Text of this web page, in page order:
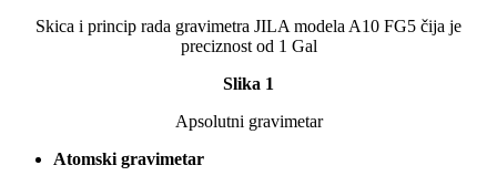
Skica i princip rada gravimetra JILA modela A10 FG5 čija je
preciznost od 1 Gal
Slika 1
Apsolutni gravimetar
Atomski gravimetar